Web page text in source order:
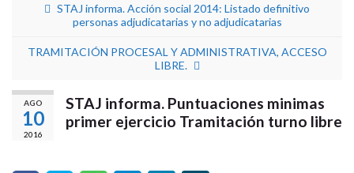
STAJ informa. Acción social 2014: Listado definitivo
personas adjudicatarias y no adjudicatarias
TRAMITACIÓN PROCESAL Y ADMINISTRATIVA, ACCESO
LIBRE.
AGO
10
2016
STAJ informa. Puntuaciones minimas
primer ejercicio Tramitación turno libre